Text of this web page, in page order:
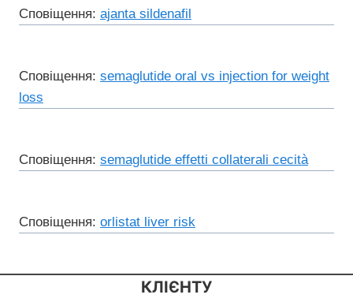
Сповіщення: ajanta sildenafil
Сповіщення: semaglutide oral vs injection for weight
loss
Сповіщення: semaglutide effetti collaterali cecità
Сповіщення: orlistat liver risk
КЛІЄНТУ